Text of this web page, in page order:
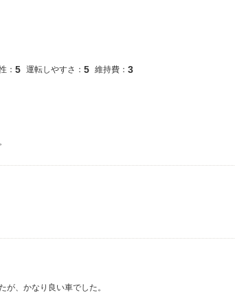
： 5 運転しやすさ： 5 維持費： 3
が、かなり良い車でした。